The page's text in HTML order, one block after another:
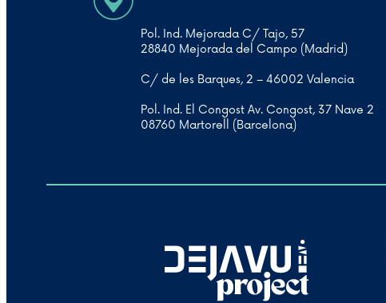
Pol. Ind. Mejorada C/ Tajo, 57
28840 Mejorada del Campo (Madrid)
C/ de les Barques, 2 – 46002 Valencia
Pol. Ind. El Congost Av. Congost, 37 Nave 2
08760 Martorell (Barcelona)